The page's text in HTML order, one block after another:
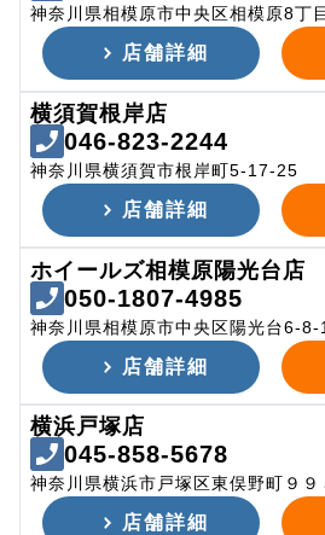
神奈川県相模原市中央区相模原8丁
店舗詳細
横須賀根岸店
046-823-2244
神奈川県横須賀市根岸町5-17-25
店舗詳細
ホイールズ相模原陽光台店
050-1807-4985
神奈川県相模原市中央区陽光台6-8-
店舗詳細
横浜戸塚店
045-858-5678
神奈川県横浜市戸塚区東俣野町９９
店舗詳細